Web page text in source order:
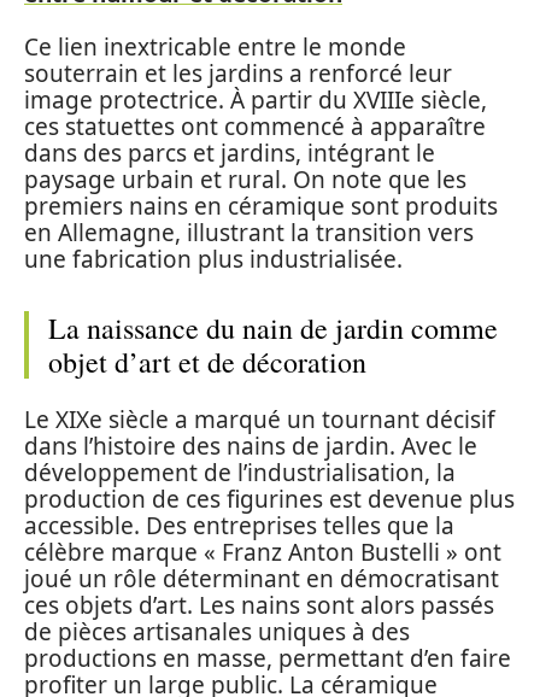
Ce lien inextricable entre le monde
souterrain et les jardins a renforcé leur
image protectrice. À partir du XVIIIe siècle,
ces statuettes ont commencé à apparaître
dans des parcs et jardins, intégrant le
paysage urbain et rural. On note que les
premiers nains en céramique sont produits
en Allemagne, illustrant la transition vers
une fabrication plus industrialisée.
La naissance du nain de jardin comme
objet d’art et de décoration
Le XIXe siècle a marqué un tournant décisif
dans l’histoire des nains de jardin. Avec le
développement de l’industrialisation, la
production de ces figurines est devenue plus
accessible. Des entreprises telles que la
célèbre marque « Franz Anton Bustelli » ont
joué un rôle déterminant en démocratisant
ces objets d’art. Les nains sont alors passés
de pièces artisanales uniques à des
productions en masse, permettant d’en faire
profiter un large public. La céramique